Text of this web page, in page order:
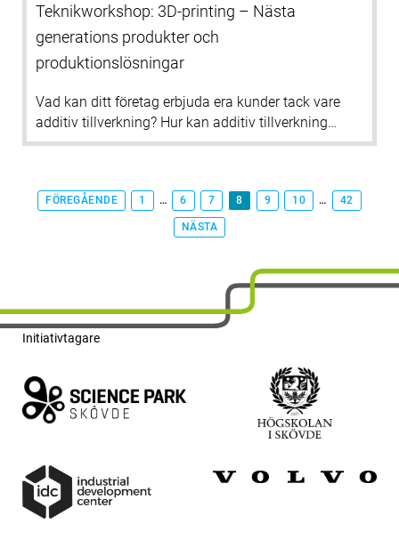
Teknikworkshop: 3D-printing – Nästa
generations produkter och
produktionslösningar
Vad kan ditt företag erbjuda era kunder tack vare
additiv tillverkning? Hur kan additiv tillverkning…
FÖREGÅENDE 1 … 6 7 8 9 10 … 42
NÄSTA
Initiativtagare